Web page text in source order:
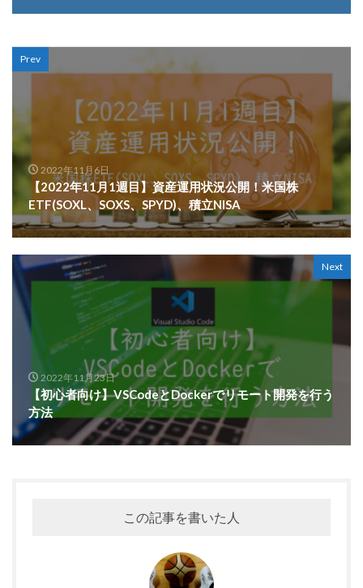
Prev
2022年11月6日
【2022年11月1週目】資産運用状況公開！米国株
ETF(SOXL、SOXS、SPYD)、積立NISA
Next
2022年11月23日
【初心者向け】VSCodeとDockerでリモート開発を行う
方法
この記事を書いた人